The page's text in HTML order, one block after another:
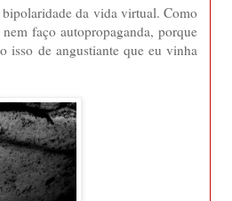
da vida virtual. Como
faço autopropaganda, porque
isso de angustiante que eu vinha